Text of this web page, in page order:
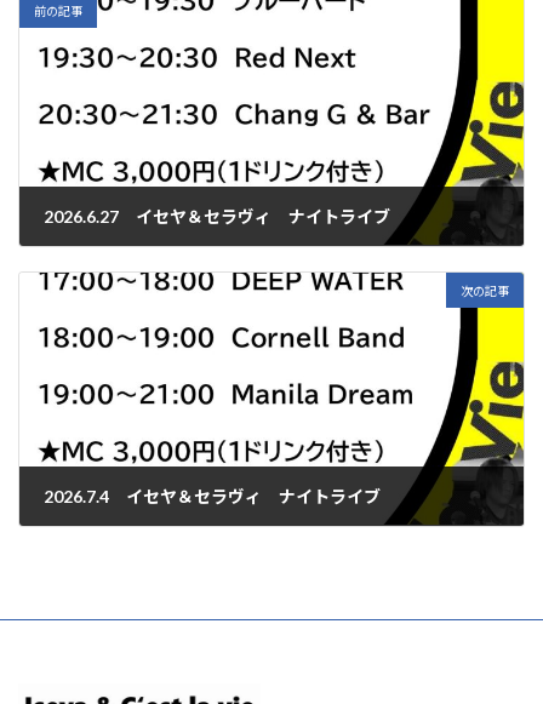
前の記事
2026.6.27 イセヤ＆セラヴィ ナイトライブ
次の記事
2026.7.4 イセヤ＆セラヴィ ナイトライブ